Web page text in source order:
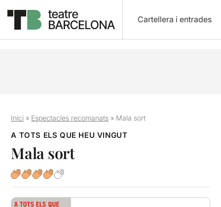
Cartellera i entrades
Inici » Espectacles recomanats » Mala sort
A TOTS ELS QUE HEU VINGUT
Mala sort